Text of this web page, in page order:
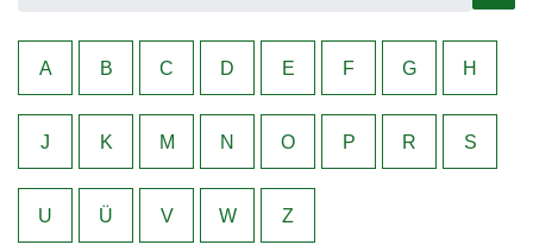
A B C D E F G H
J K M N O P R S
U Ü V W Z